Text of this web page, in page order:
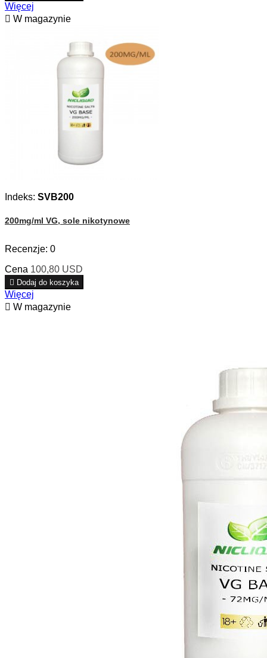
Więcej
 W magazynie
Indeks: SVB200
200mg/ml VG, sole nikotynowe
Recenzje: 0
Cena 100,80 USD
 Dodaj do koszyka
Więcej
 W magazynie